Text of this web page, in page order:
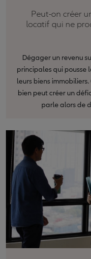
Peut-on créer
locatif qui ne
Dégager un revenu
principales qui pousse
leurs biens
bien peut créer un
parle alors de